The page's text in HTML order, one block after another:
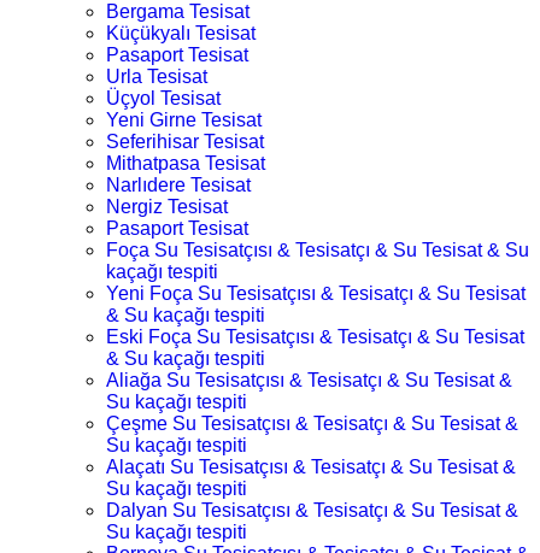
Bergama Tesisat
Küçükyalı Tesisat
Pasaport Tesisat
Urla Tesisat
Üçyol Tesisat
Yeni Girne Tesisat
Seferihisar Tesisat
Mithatpasa Tesisat
Narlıdere Tesisat
Nergiz Tesisat
Pasaport Tesisat
Foça Su Tesisatçısı & Tesisatçı & Su Tesisat & Su
kaçağı tespiti
Yeni Foça Su Tesisatçısı & Tesisatçı & Su Tesisat
& Su kaçağı tespiti
Eski Foça Su Tesisatçısı & Tesisatçı & Su Tesisat
& Su kaçağı tespiti
Aliağa Su Tesisatçısı & Tesisatçı & Su Tesisat &
Su kaçağı tespiti
Çeşme Su Tesisatçısı & Tesisatçı & Su Tesisat &
Su kaçağı tespiti
Alaçatı Su Tesisatçısı & Tesisatçı & Su Tesisat &
Su kaçağı tespiti
Dalyan Su Tesisatçısı & Tesisatçı & Su Tesisat &
Su kaçağı tespiti